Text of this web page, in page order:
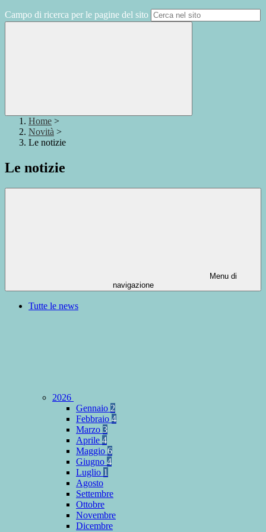
Campo di ricerca per le pagine del sito
Home >
Novità >
Le notizie
Le notizie
Menu di
navigazione
Tutte le news
2026
Gennaio 2
Febbraio 4
Marzo 3
Aprile 4
Maggio 6
Giugno 4
Luglio 1
Agosto
Settembre
Ottobre
Novembre
Dicembre